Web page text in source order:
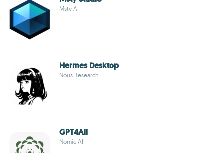
Msty AI
Hermes Desktop
Nous Research
GPT4All
Nomic AI